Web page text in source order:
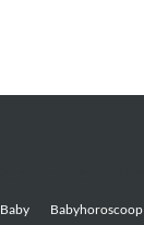
Baby Babyhoroscoop